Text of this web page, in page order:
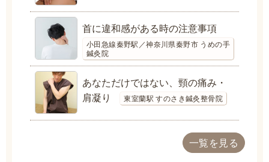
首に違和感がある時の注意事項
小田急線秦野駅／神奈川県秦野市 うめの手
鍼灸院
あなただけではない、頸の痛み・
肩凝り
東室蘭駅 すのさき鍼灸整骨院
一覧を見る